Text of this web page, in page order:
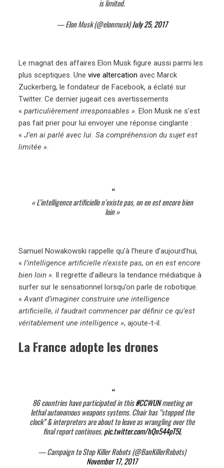
is limited.
— Elon Musk (@elonmusk)July 25, 2017
Le magnat des affaires Elon Musk figure aussi parmi les
plus sceptiques. Unevive altercation avec Marck
Zuckerberg, le fondateur de Facebook, a éclaté sur
Twitter. Ce dernier jugeait ces avertissements
«particulièrement irresponsables ». Elon Musk ne s’est
pas fait prier pour lui envoyer une réponse cinglante :
«J’en ai parlé avec lui. Sa compréhension du sujet est
limitée ».
« L’intelligence artificielle n’existe pas, on en est encore bien
loin »
Samuel Nowakowski rappelle qu’à l’heure d’aujourd’hui,
«l’intelligence artificielle n’existe pas, on en est encore
bien loin » . Il regrette d’ailleurs la tendance médiatique à
surfer sur le sensationnel lorsqu’on parle de robotique.
«Avant d’imaginer construire une intelligence
artificielle, il faudrait commencer par définir ce qu’est
véritablement une intelligence », ajoute-t-il.
La France adopte les drones
86 countries have participated in this#CCWUNmeeting on
lethal autonomous weapons systems. Chair has “stopped the
clock” & interpreters are about to leave as wrangling over the
final report continues.pic.twitter.com/hQn544pT5L
— Campaign to Stop Killer Robots (@BanKillerRobots)
November 17, 2017